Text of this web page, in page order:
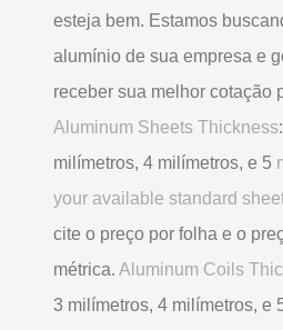
esteja bem. Estamos
alumínio de sua empresa e
receber sua melhor cotação
Aluminum Sheets Thickness
milímetros, 4 milímetros, e 5
your available standard
cite o preço por folha e o
métrica. Aluminum Coils
3 milímetros, 4 milímetros, e